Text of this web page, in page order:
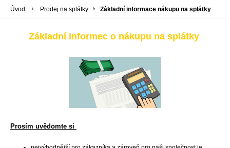
Úvod Prodej na splátky Základní informace nákupu na splátky
Základní informec o nákupu na splátky
Prosím uvědomte si